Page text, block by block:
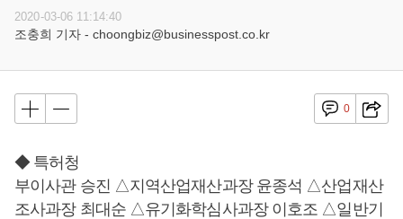
2020-03-06 11:14:40
조충희 기자 - choongbiz@businesspost.co.kr
0
◆ 특허청
부이사관 승진 △지역산업재산과장 윤종석 △산업재산
조사과장 최대순 △유기화학심사과장 이호조 △일반기